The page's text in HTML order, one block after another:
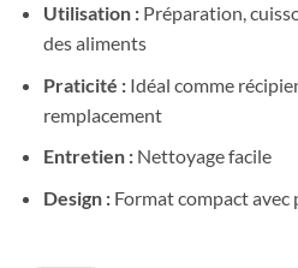
Utilisation : Préparation,
des aliments
Praticité : Idéal comme
remplacement
Entretien : Nettoyage facile
Design : Format compact avec